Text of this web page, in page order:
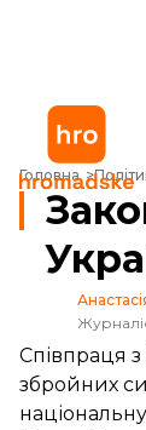
Головна
Законопроект
Співпраця
збройних